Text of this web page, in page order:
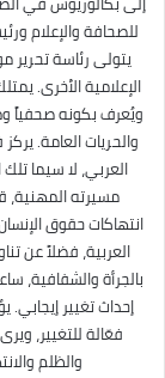
للصحافة والإعلام
يتولى رئاسة تحرير
الإعلامية الأخرى.
ويُعرف بكونه صحفياً
والحريات العامة.
العربي، لا سيما
مسيرته المهنية،
انتهاكات حقوق
العربية، فضلاً عن
بالجرأة والشفافية،
إحداث تغيير
فعّالة للتغيير،
والظلم